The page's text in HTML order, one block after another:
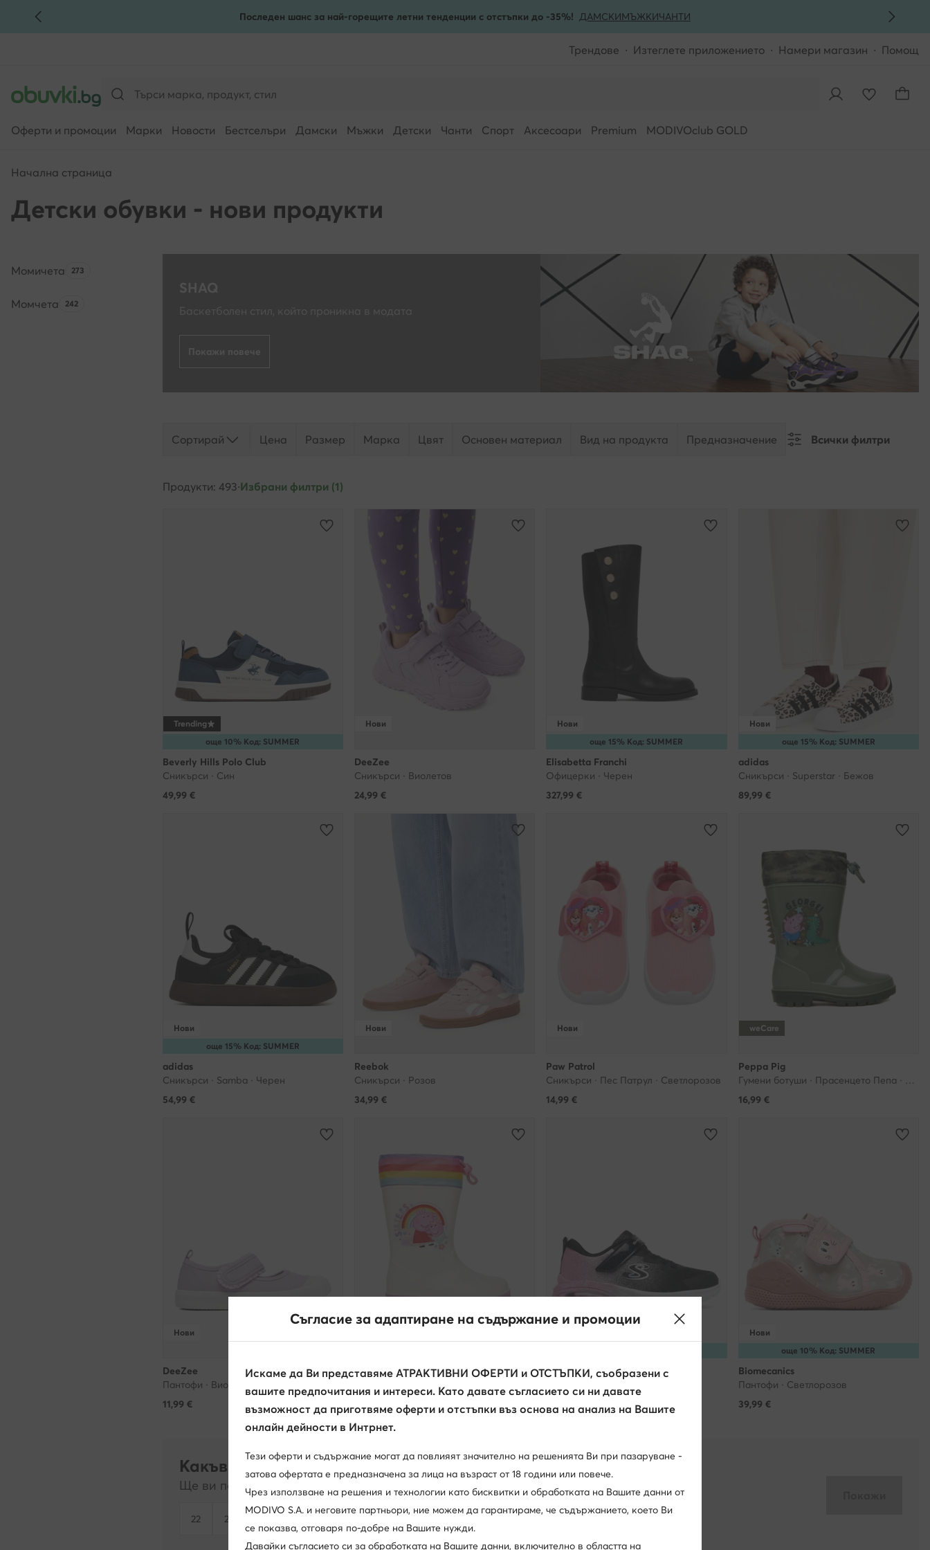
КЪМ ОСНОВНОТО СЪДЪРЖАНИЕ Последен шанс за най-горещите летни тенденции с отстъпки до -35%! ДАМСКИМЪЖКИЧАНТИ
Трендове Изтеглете приложението Намери магазин Помощ
Оферти и промоции Марки Новости Бестселъри Дамски Мъжки Детски Чанти Спорт Аксесоари Premium MODIVOclub GOLD
Начална страница
Детски обувки - нови продукти
Момичета Брой на продуктите:
273
Момчета Брой на продуктите:
242
SHAQ
Баскетболен стил, който проникна в модата
Покажи повече
Сортирай Цена Размер Марка Цвят Основен материал Вид на продукта Предназначение Всички филтри
Продукти: 493·Избрани филтри (1)
още 10% Код: SUMMER
Trending
Beverly Hills Polo Club
Сникърси · Син
49,99 €
Нови
DeeZee
Сникърси · Виолетов
24,99 €
още 15% Код: SUMMER
Нови
Elisabetta Franchi
Офицерки · Черен
327,99 €
още 15% Код: SUMMER
Нови
adidas
Сникърси · Superstar · Бежов
89,99 €
още 15% Код: SUMMER
Нови
adidas
Сникърси · Samba · Черен
54,99 €
Нови
Reebok
Сникърси · Розов
34,99 €
Нови
Paw Patrol
Сникърси · Пес Патрул · Светлорозов
14,99 €
weCare
Peppa Pig
Гумени ботуши · Прасенцето Пепа · Зелен
16,99 €
Нови
DeeZee
Пантофи · Виолетов
11,99 €
Peppa Pig
Skechers
още 10% Код: SUMMER
Нови
Biomecanics
Пантофи · Светлорозов
39,99 €
Какъв размер търсите?
Ще ви покажем наличните продукти, в избрания от вас размер.
22 23 28 Вижте повече
Съгласие за адаптиране на съдържание и промоции
Искаме да Ви представяме АТРАКТИВНИ ОФЕРТИ и ОТСТЪПКИ, съобразени с
вашите предпочитания и интереси. Като давате съгласието си ни давате
възможност да приготвяме оферти и отстъпки въз основа на анализ на Вашите
онлайн дейности в Интрнет.
Тези оферти и съдържание могат да повлияят значително на решенията Ви при пазаруване -
затова офертата е предназначена за лица на възраст от 18 години или повече.
Чрез използване на решения и технологии като бисквитки и обработката на Вашите данни от
MODIVO S.A. и неговите партньори, ние можем да гарантираме, че съдържанието, което Ви
се показва, отговаря по-добре на Вашите нужди.
Давайки съгласието си за обработката на Вашите данни, включително в областта на